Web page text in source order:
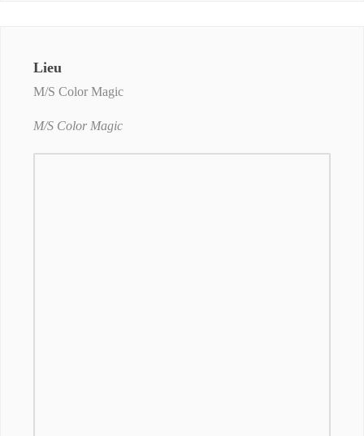
Lieu
M/S Color Magic
M/S Color Magic